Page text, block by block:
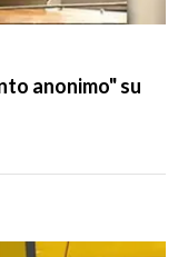
anonimo" su